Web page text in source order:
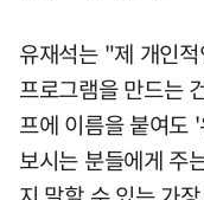
유재석는 "제 개인
프로그램을 만드는
프에 이름을 붙여도
보시는 분들에게 주